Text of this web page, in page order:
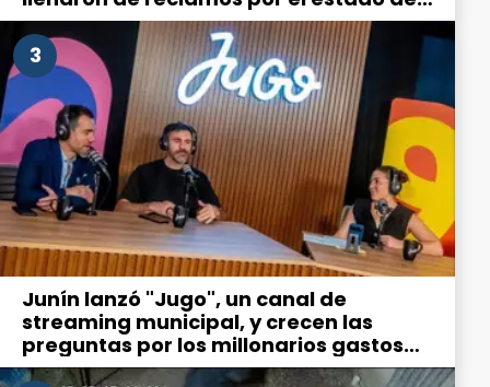
la ciudad
3
Junín lanzó "Jugo", un canal de
streaming municipal, y crecen las
preguntas por los millonarios gastos
en comunicación